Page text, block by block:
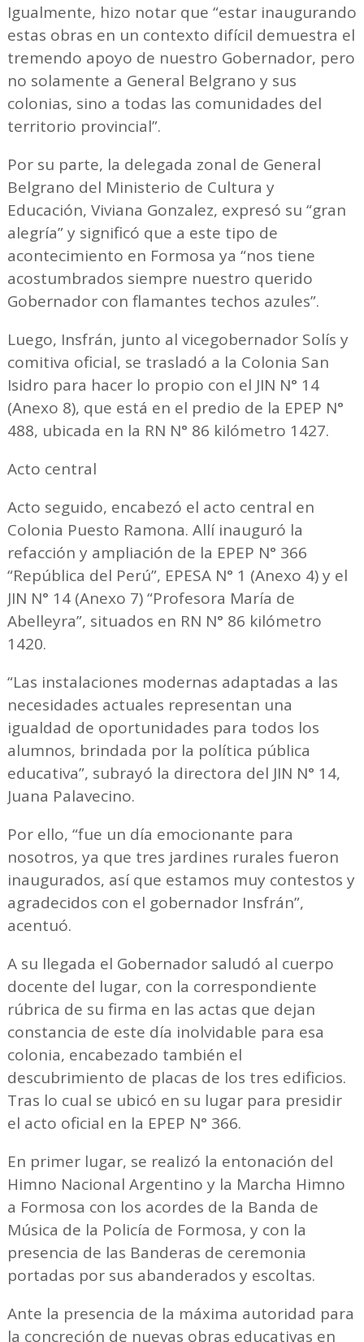
Igualmente, hizo notar que “estar inaugurando
estas obras en un contexto difícil demuestra el
tremendo apoyo de nuestro Gobernador, pero
no solamente a General Belgrano y sus
colonias, sino a todas las comunidades del
territorio provincial”.
Por su parte, la delegada zonal de General
Belgrano del Ministerio de Cultura y
Educación, Viviana Gonzalez, expresó su “gran
alegría” y significó que a este tipo de
acontecimiento en Formosa ya “nos tiene
acostumbrados siempre nuestro querido
Gobernador con flamantes techos azules”.
Luego, Insfrán, junto al vicegobernador Solís y
comitiva oficial, se trasladó a la Colonia San
Isidro para hacer lo propio con el JIN N° 14
(Anexo 8), que está en el predio de la EPEP N°
488, ubicada en la RN N° 86 kilómetro 1427.
Acto central
Acto seguido, encabezó el acto central en
Colonia Puesto Ramona. Allí inauguró la
refacción y ampliación de la EPEP N° 366
“República del Perú”, EPESA N° 1 (Anexo 4) y el
JIN N° 14 (Anexo 7) “Profesora María de
Abelleyra”, situados en RN N° 86 kilómetro
1420.
“Las instalaciones modernas adaptadas a las
necesidades actuales representan una
igualdad de oportunidades para todos los
alumnos, brindada por la política pública
educativa”, subrayó la directora del JIN N° 14,
Juana Palavecino.
Por ello, “fue un día emocionante para
nosotros, ya que tres jardines rurales fueron
inaugurados, así que estamos muy contestos y
agradecidos con el gobernador Insfrán”,
acentuó.
A su llegada el Gobernador saludó al cuerpo
docente del lugar, con la correspondiente
rúbrica de su firma en las actas que dejan
constancia de este día inolvidable para esa
colonia, encabezado también el
descubrimiento de placas de los tres edificios.
Tras lo cual se ubicó en su lugar para presidir
el acto oficial en la EPEP N° 366.
En primer lugar, se realizó la entonación del
Himno Nacional Argentino y la Marcha Himno
a Formosa con los acordes de la Banda de
Música de la Policía de Formosa, y con la
presencia de las Banderas de ceremonia
portadas por sus abanderados y escoltas.
Ante la presencia de la máxima autoridad para
la concreción de nuevas obras educativas en